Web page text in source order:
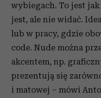
wybiegach. To jest jak
jest, ale nie widać.
lub w pracy, gdzie
code. Nude można
akcentem, np.
prezentują się
i matowej – mówi